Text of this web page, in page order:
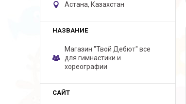
Астана, Казахстан
Магазин "Твой Дебют" все
для гимнастики и
хореографии